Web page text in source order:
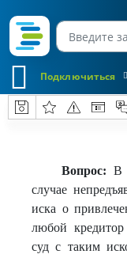
Подключиться
Вопрос: В
случае
иска о
любой кредитор
суд с таким